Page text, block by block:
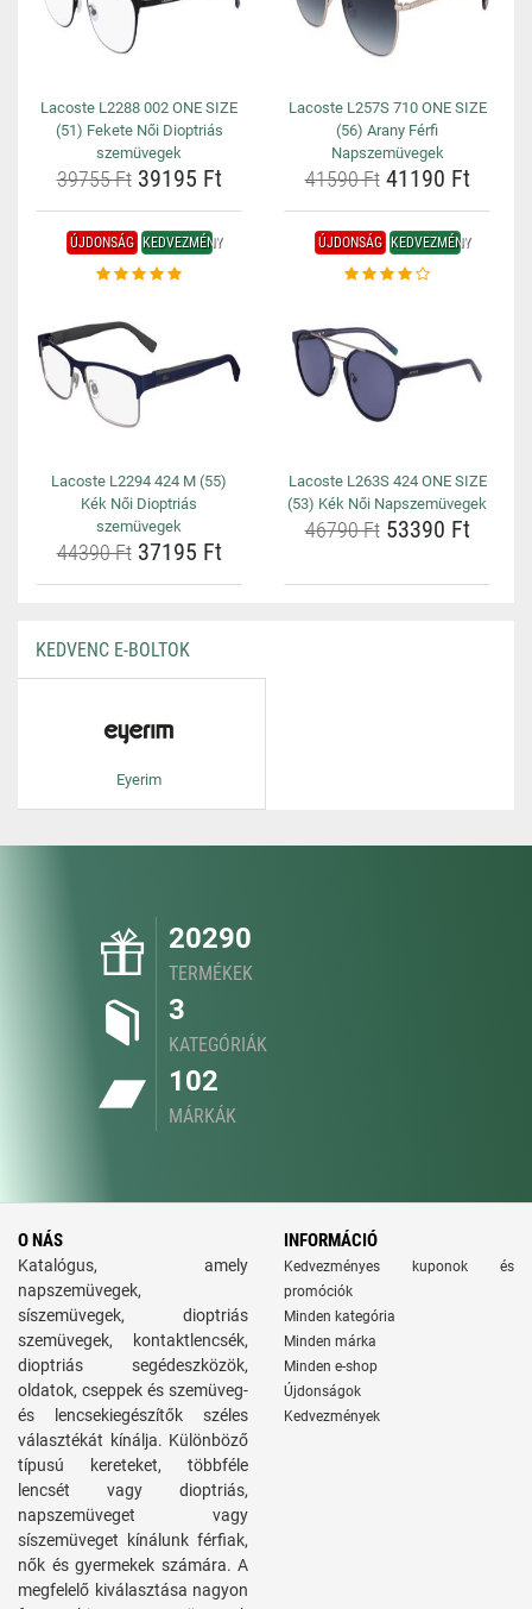
Lacoste L2288 002 ONE SIZE
(51) Fekete Női Dioptriás
szemüvegek
39755 Ft39195 Ft
Lacoste L257S 710 ONE SIZE
(56) Arany Férfi
Napszemüvegek
41590 Ft41190 Ft
ÚJDONSÁG KEDVEZMÉNY
Lacoste L2294 424 M (55)
Kék Női Dioptriás
szemüvegek
44390 Ft37195 Ft
ÚJDONSÁG KEDVEZMÉNY
Lacoste L263S 424 ONE SIZE
(53) Kék Női Napszemüvegek
46790 Ft53390 Ft
KEDVENC E-BOLTOK
Eyerim
20290
TERMÉKEK
3
KATEGÓRIÁK
102
MÁRKÁK
O NÁS
Katalógus, amely
napszemüvegek,
síszemüvegek, dioptriás
szemüvegek, kontaktlencsék,
dioptriás segédeszközök,
oldatok, cseppek és szemüveg-
és lencsekiegészítők széles
választékát kínálja. Különböző
típusú kereteket, többféle
lencsét vagy dioptriás,
napszemüveget vagy
síszemüveget kínálunk férfiak,
nők és gyermekek számára. A
megfelelő kiválasztása nagyon
INFORMÁCIÓ
Kedvezményes kuponok és
promóciók
Minden kategória
Minden márka
Minden e-shop
Újdonságok
Kedvezmények